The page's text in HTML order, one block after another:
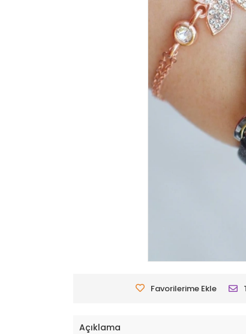
Favorilerime Ekle
Açıklama